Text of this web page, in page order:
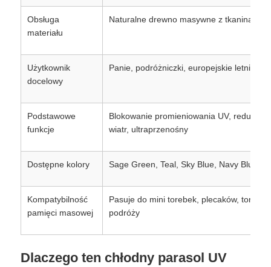
Obsługa
materiału
Naturalne drewno masywne z tkaniną z
Użytkownik
docelowy
Panie, podróżniczki, europejskie letnie
Podstawowe
funkcje
Blokowanie promieniowania UV, redukcja
wiatr, ultraprzenośny
Dostępne kolory Sage Green, Teal, Sky Blue, Navy Blue
Kompatybilność
pamięci masowej
Pasuje do mini torebek, plecaków, toreb
podróży
Dlaczego ten chłodny parasol UV